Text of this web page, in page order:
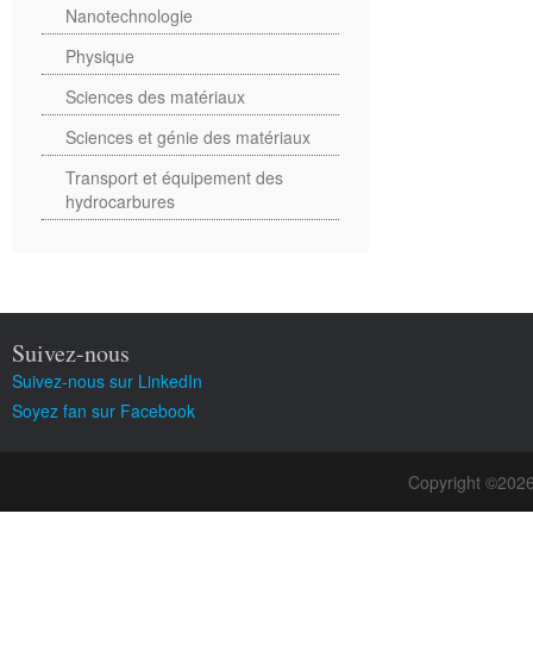
Nanotechnologie
Physique
Sciences des matériaux
Sciences et génie des matériaux
Transport et équipement des
hydrocarbures
Suivez-nous
Suivez-nous sur LinkedIn
Soyez fan sur Facebook
Copyright